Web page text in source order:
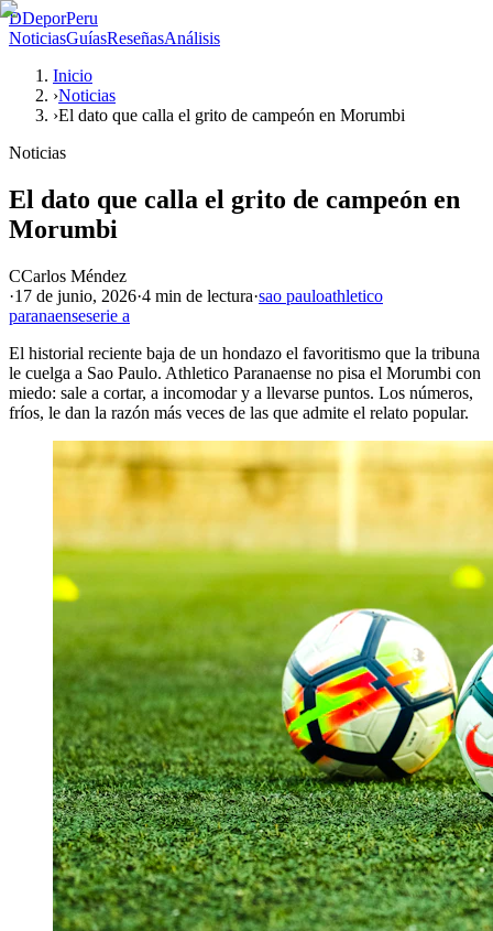
DDeporPeru
NoticiasGuíasReseñasAnálisis
Inicio
›Noticias
›El dato que calla el grito de campeón en Morumbi
Noticias
El dato que calla el grito de campeón en
Morumbi
CCarlos Méndez
·17 de junio, 2026·4 min de lectura·sao pauloathletico
paranaenseserie a
El historial reciente baja de un hondazo el favoritismo que la tribuna
le cuelga a Sao Paulo. Athletico Paranaense no pisa el Morumbi con
miedo: sale a cortar, a incomodar y a llevarse puntos. Los números,
fríos, le dan la razón más veces de las que admite el relato popular.